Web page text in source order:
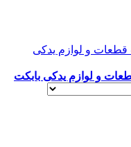
و لوازم یدکی بابکت